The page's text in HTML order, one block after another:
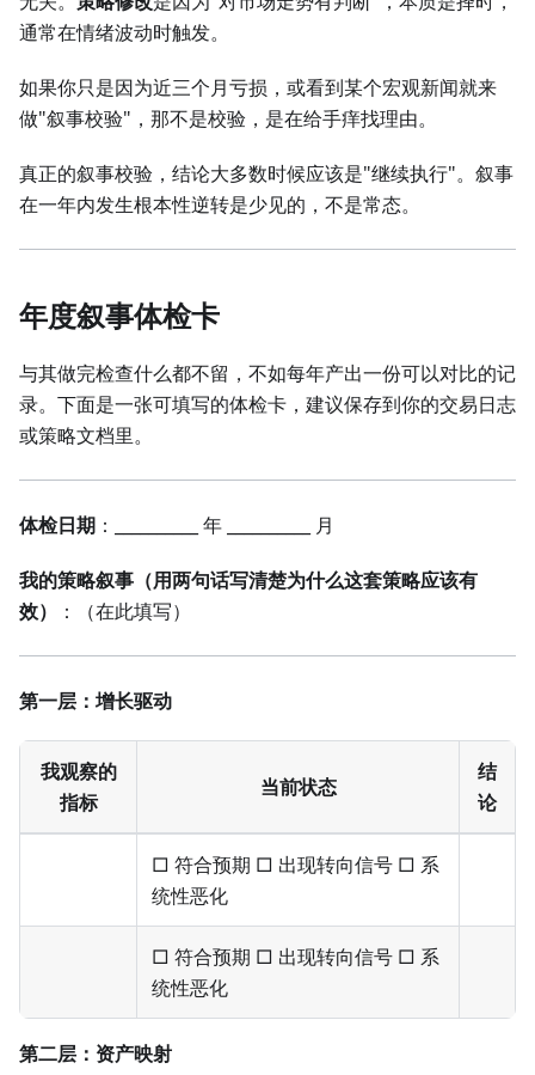
通常在情绪波动时触发。
如果你只是因为近三个月亏损，或看到某个宏观新闻就来
做"叙事校验"，那不是校验，是在给手痒找理由。
真正的叙事校验，结论大多数时候应该是"继续执行"。叙事
在一年内发生根本性逆转是少见的，不是常态。
年度叙事体检卡
与其做完检查什么都不留，不如每年产出一份可以对比的记
录。下面是一张可填写的体检卡，建议保存到你的交易日志
或策略文档里。
体检日期 ：__________ 年 __________ 月
我的策略叙事（用两句话写清楚为什么这套策略应该有
效）
：（在此填写）
第一层：增长驱动
我观察的
指标
当前状态
结
论
□ 符合预期 □ 出现转向信号 □ 系
统性恶化
□ 符合预期 □ 出现转向信号 □ 系
统性恶化
第二层：资产映射